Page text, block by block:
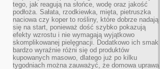
tego, jak reagują na słońce, wodę oraz jakość
podłoża. Sałata, rzodkiewka, mięta, pietruszka
naciowa czy koper to rośliny, które dobrze nadają
się na start, ponieważ dość szybko pokazują
efekty wzrostu i nie wymagają wyjątkowo
skomplikowanej pielęgnacji. Dodatkowo ich smak
bardzo wyraźnie różni się od produktów
kupowanych masowo, dlatego już po kilku
tygodniach można zauważyć, że domowa uprawa